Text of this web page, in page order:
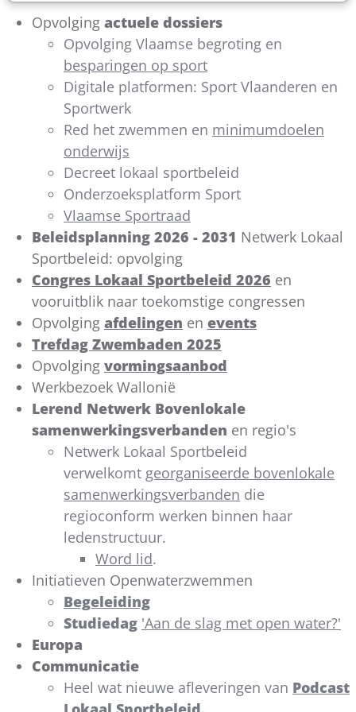
Opvolging actuele dossiers
Opvolging Vlaamse begroting en
besparingen op sport
Digitale platformen: Sport Vlaanderen en
Sportwerk
Red het zwemmen en minimumdoelen
onderwijs
Decreet lokaal sportbeleid
Onderzoeksplatform Sport
Vlaamse Sportraad
Beleidsplanning 2026 - 2031 Netwerk Lokaal
Sportbeleid: opvolging
Congres Lokaal Sportbeleid 2026 en
vooruitblik naar toekomstige congressen
Opvolging afdelingen en events
Trefdag Zwembaden 2025
Opvolging vormingsaanbod
Werkbezoek Wallonië
Lerend Netwerk Bovenlokale
samenwerkingsverbanden en regio's
Netwerk Lokaal Sportbeleid
verwelkomt georganiseerde bovenlokale
samenwerkingsverbanden die
regioconform werken binnen haar
ledenstructuur.
Word lid.
Initiatieven Openwaterzwemmen
Begeleiding
Studiedag 'Aan de slag met open water?'
Europa
Communicatie
Heel wat nieuwe afleveringen van Podcast